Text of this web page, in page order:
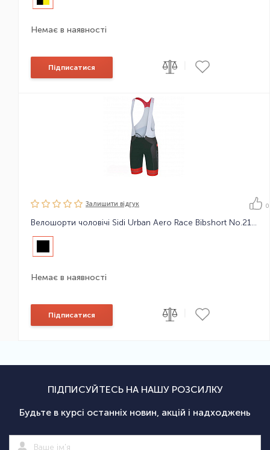
Немає в наявності
Підписатися
Залишити вiдгук 0
Велошорти чоловічі Sidi Urban Aero Race Bibshort No.2157
Немає в наявності
Підписатися
ПІДПИСУЙТЕСЬ НА НАШУ РОЗСИЛКУ
Будьте в курсі останніх новин, акцій і надходжень